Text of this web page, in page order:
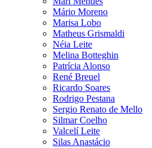
Mário Moreno
Marisa Lobo
Matheus Grismaldi
Néia Leite
Melina Botteghin
Patrícia Alonso
René Breuel
Ricardo Soares
Rodrigo Pestana
Sergio Renato de Mello
Silmar Coelho
Valcelí Leite
Silas Anastácio